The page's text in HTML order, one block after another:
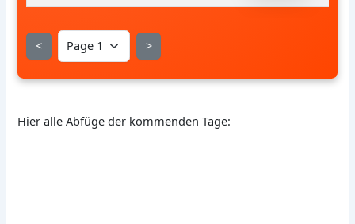
< >
Hier alle Abfüge der kommenden Tage: